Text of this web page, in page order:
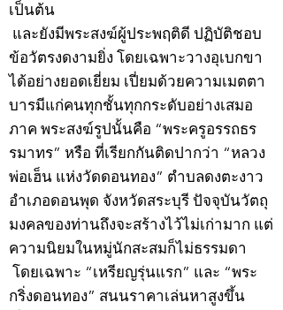
เป็นต้น
และยังมีพระสงฆ์ผู้ประพฤติดี ปฏิบัติชอบ
ข้อวัตรงดงามยิ่ง โดยเฉพาะวางอุเบกขา
ได้อย่างยอดเยี่ยม เปี่ยมด้วยความเมตตา
บารมีแก่คนทุกชั้นทุกกระดับอย่างเสมอ
ภาค พระสงฆ์รูปนั้นคือ “พระครูอรรถธร
รมาทร” หรือ ที่เรียกกันติดปากว่า “หลวง
พ่อเฮ็น แห่งวัดดอนทอง” ตำบลดงตะงาว
อำเภอดอนพุด จังหวัดสระบุรี ปัจจุบันวัตถุ
มงคลของท่านถึงจะสร้างไว้ไม่เก่ามาก แต่
ความนิยมในหมู่นักสะสมก็ไม่ธรรมดา
โดยเฉพาะ “เหรียญรุ่นแรก” และ “พระ
กริ่งดอนทอง” สนนราคาเล่นหาสูงขึ้น